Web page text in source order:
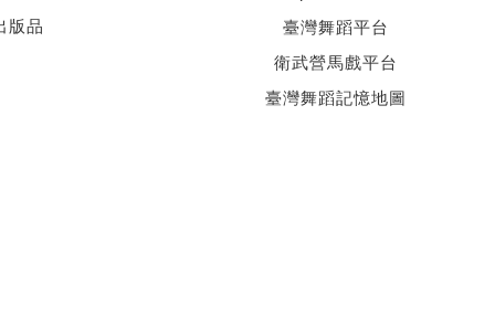
版品
臺灣舞蹈平台
衛武營馬戲平台
臺灣舞蹈記憶地圖